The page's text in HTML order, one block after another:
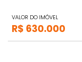
VALOR DO IMÓVEL
R$ 630.000